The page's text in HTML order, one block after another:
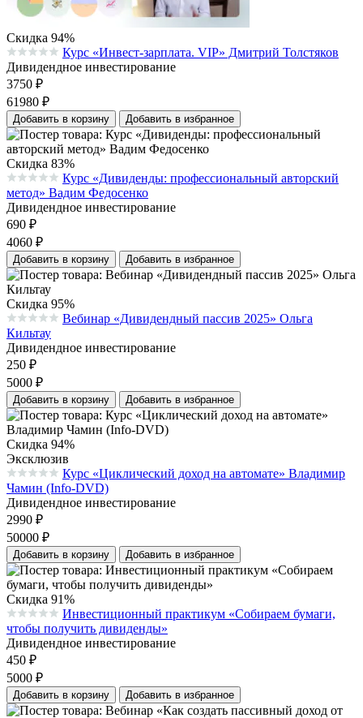
Скидка 94%
Средняя оценка 0.0 из 5 на основании 0 голосов
Курс «Инвест-зарплата. VIP» Дмитрий Толстяков
Дивидендное инвестирование
3750 ₽
61980 ₽
Добавить в корзину Добавить в избранное
Скидка 83%
Средняя оценка 0.0 из 5 на основании 0 голосов
Курс «Дивиденды: профессиональный авторский
метод» Вадим Федосенко
Дивидендное инвестирование
690 ₽
4060 ₽
Добавить в корзину Добавить в избранное
Скидка 95%
Средняя оценка 0.0 из 5 на основании 0 голосов
Вебинар «Дивидендный пассив 2025» Ольга
Кильтау
Дивидендное инвестирование
250 ₽
5000 ₽
Добавить в корзину Добавить в избранное
Скидка 94%
Эксклюзив
Средняя оценка 0.0 из 5 на основании 0 голосов
Курс «Циклический доход на автомате» Владимир
Чамин (Info-DVD)
Дивидендное инвестирование
2990 ₽
50000 ₽
Добавить в корзину Добавить в избранное
Скидка 91%
Средняя оценка 0.0 из 5 на основании 0 голосов
Инвестиционный практикум «Собираем бумаги,
чтобы получить дивиденды»
Дивидендное инвестирование
450 ₽
5000 ₽
Добавить в корзину Добавить в избранное